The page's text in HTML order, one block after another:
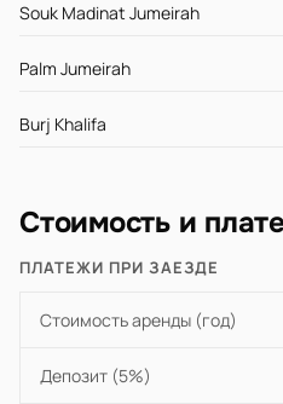
Souk Madinat Jumeirah
Palm Jumeirah
Burj Khalifa
Стоимость и
ПЛАТЕЖИ ПРИ ЗАЕЗДЕ
Стоимость аренды (год)
Депозит (5%)